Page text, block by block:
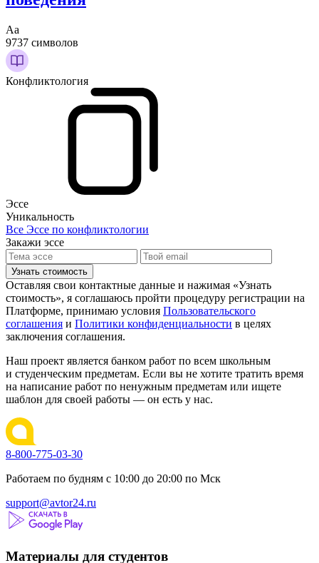
Аа
9737 символов
Конфликтология
Эссе
Уникальность
Все Эссе по конфликтологии
Закажи эссе
Узнать стоимость
Оставляя свои контактные данные и нажимая «Узнать
стоимость», я соглашаюсь пройти процедуру регистрации на
Платформе, принимаю условия Пользовательского
соглашения и Политики конфиденциальности в целях
заключения соглашения.
Наш проект является банком работ по всем школьным
и студенческим предметам. Если вы не хотите тратить время
на написание работ по ненужным предметам или ищете
шаблон для своей работы — он есть у нас.
8-800-775-03-30
Работаем по будням с 10:00 до 20:00 по Мск
support@avtor24.ru
Материалы для студентов